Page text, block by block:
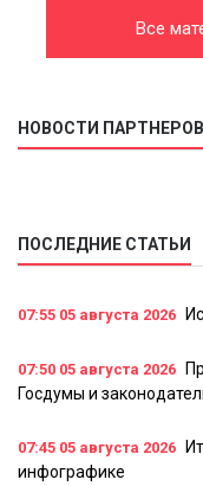
Все
НОВОСТИ ПАРТНЕРОВ
ПОСЛЕДНИЕ СТАТЬИ
07:55 05 августа 2026
07:50 05 августа 2026
Госдумы и
07:45 05 августа 2026
инфографике